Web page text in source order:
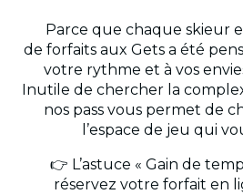
Parce que chaque skieur
de forfaits aux Gets a été
votre rythme et à vos
Inutile de chercher la
nos pass vous permet de
l’espace de jeu qui
👉 L’astuce « Gain de
réservez votre forfait en